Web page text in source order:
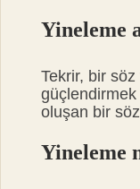
Yineleme
Tekrir, bir
güçlendirmek
oluşan bir söz
Yineleme